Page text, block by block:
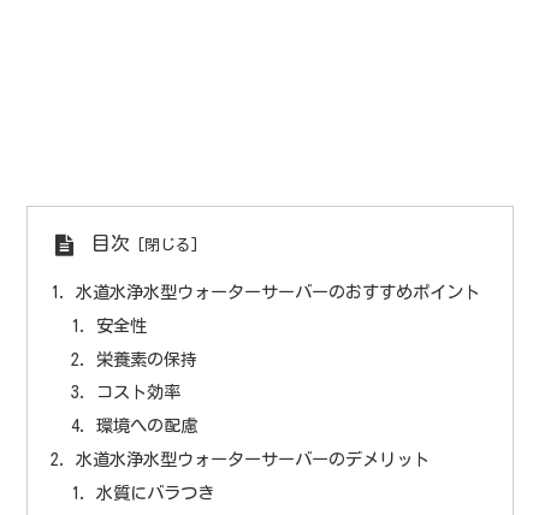
目次
水道水浄水型ウォーターサーバーのおすすめポイント
安全性
栄養素の保持
コスト効率
環境への配慮
水道水浄水型ウォーターサーバーのデメリット
水質にバラつき